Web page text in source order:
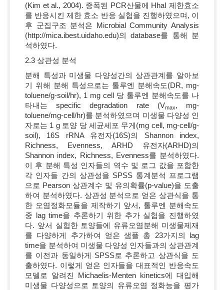
(Kim et al., 2004). 증폭된 PCR산물에 HhaI 제한효소
를 반응시킨 제한 효소 반응 실험을 진행하였으며, 이
후 군집구조 분석은 Microbial Community Analysis
(http://mica.ibest.uidaho.edu)의 database를 통해 분
석하였다.
2.3 상관성 분석
분해 특성과 미생물 다양성간의 상관관계를 알아보
기 위해 분해 특성으로는 톨루엔 분해속도(DR, mg-
toluene/g-soil/hr), 1 mg cell 당 톨루엔 분해속도를 나
타내는 specific degradation rate (Vmax, mg-
toluene/mg-cell/hr)를 분석하였으며 미생물 다양성 인
자로는 1 g 토양 당 세균세포 무게(mg cell, mg-cell/g-
soil), 16S rRNA 유전자(16S)의 Shannon index,
Richness, Evenness, ARHD 유전자(ARHD)의
Shannon index, Richness, Evenness를 분석하였다.
이 후 분해 특성 인자들의 역수 및 로그 값을 포함한
각 인자들 간의 상관성을 SPSS 통계분석 프로그램
으로 Pearson 상관계수 및 유의확률(p-value)을 도출
하여 분석하였다. 상관성 분석으로 얻은 상관식을 통
한 오염정화모듈을 제작하기 앞서, 톨루엔 분해속도
중 lag time을 추론하기 위한 추가 실험을 진행하였
다. 앞서 실험한 토양들에 유류오염분해 미생물제재
를 다양하게 추가하여 얻은 샘플 총 23가지의 lag
time을 분석하여 미생물 다양성 인자들과의 상관관계
를 이전과 동일하게 SPSS로 추론하고 상관식을 도
출하였다. 이렇게 얻은 인자들을 대표적인 반응속도
모델로 알려진 Michaelis-Menten kinetics에 대입해
미생물 다양성으로 토양의 유류오염 정화능을 평가